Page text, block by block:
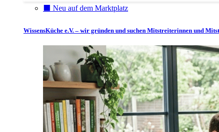
⬛️ Neu auf dem Marktplatz
WissensKüche e.V. – wir gründen und suchen Mitstreiterinnen und